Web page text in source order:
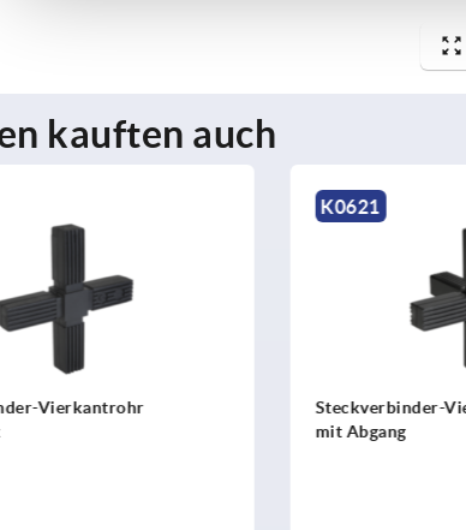
kauften auch
Steckverbinder-Vierkantrohr